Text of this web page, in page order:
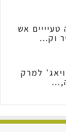
אש
וק...
למרק